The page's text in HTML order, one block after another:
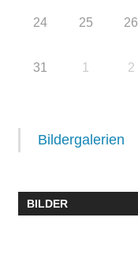
24 25 26
31 1 2
Bildergalerien
BILDER